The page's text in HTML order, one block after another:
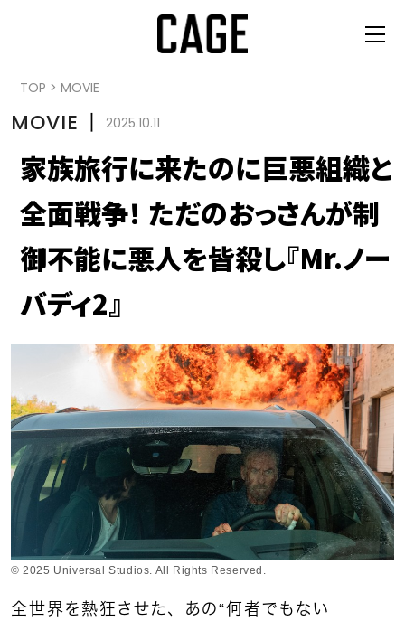
TOP > MOVIE
MOVIE 丨 2025.10.11
家族旅行に来たのに巨悪組織と
全面戦争！ ただのおっさんが制
御不能に悪人を皆殺し『Mr.ノー
バディ2』
© 2025 Universal Studios. All Rights Reserved.
全世界を熱狂させた、あの“何者でもない